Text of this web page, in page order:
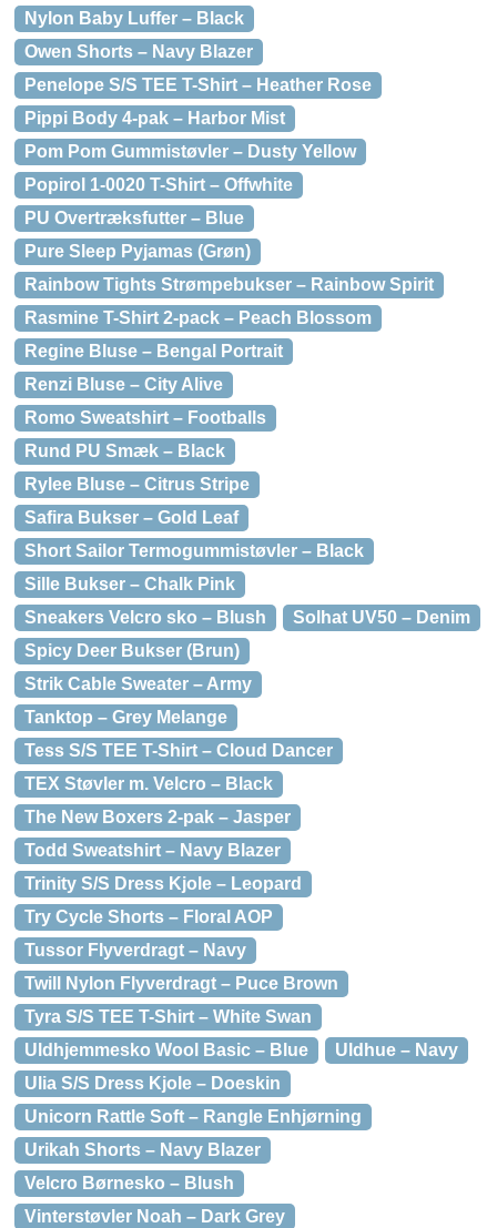
Nylon Baby Luffer – Black
Owen Shorts – Navy Blazer
Penelope S/S TEE T-Shirt – Heather Rose
Pippi Body 4-pak – Harbor Mist
Pom Pom Gummistøvler – Dusty Yellow
Popirol 1-0020 T-Shirt – Offwhite
PU Overtræksfutter – Blue
Pure Sleep Pyjamas (Grøn)
Rainbow Tights Strømpebukser – Rainbow Spirit
Rasmine T-Shirt 2-pack – Peach Blossom
Regine Bluse – Bengal Portrait
Renzi Bluse – City Alive
Romo Sweatshirt – Footballs
Rund PU Smæk – Black
Rylee Bluse – Citrus Stripe
Safira Bukser – Gold Leaf
Short Sailor Termogummistøvler – Black
Sille Bukser – Chalk Pink
Sneakers Velcro sko – Blush
Solhat UV50 – Denim
Spicy Deer Bukser (Brun)
Strik Cable Sweater – Army
Tanktop – Grey Melange
Tess S/S TEE T-Shirt – Cloud Dancer
TEX Støvler m. Velcro – Black
The New Boxers 2-pak – Jasper
Todd Sweatshirt – Navy Blazer
Trinity S/S Dress Kjole – Leopard
Try Cycle Shorts – Floral AOP
Tussor Flyverdragt – Navy
Twill Nylon Flyverdragt – Puce Brown
Tyra S/S TEE T-Shirt – White Swan
Uldhjemmesko Wool Basic – Blue
Uldhue – Navy
Ulia S/S Dress Kjole – Doeskin
Unicorn Rattle Soft – Rangle Enhjørning
Urikah Shorts – Navy Blazer
Velcro Børnesko – Blush
Vinterstøvler Noah – Dark Grey